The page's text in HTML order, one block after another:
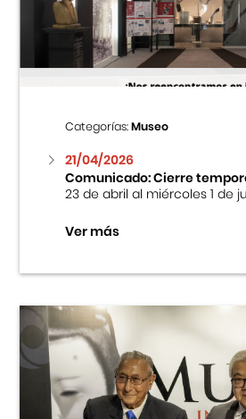
Centro Cultural Peruano
Museo de la Inmigración
Fondo Editorial
Teatro Peruano Japonés
Categorías:Museo
21/04/2026
Comunicado: Cierre
23 de abril al miércoles 1 de
Ver más